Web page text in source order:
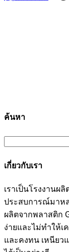
ค้นหา
เกี่ยวกับเรา
เราเป็นโรงงานผ
ประสบการณ์มาห
ผลิตจากพลาสติก
ง่ายและไม่ทำให้
และคงทน เหนียว